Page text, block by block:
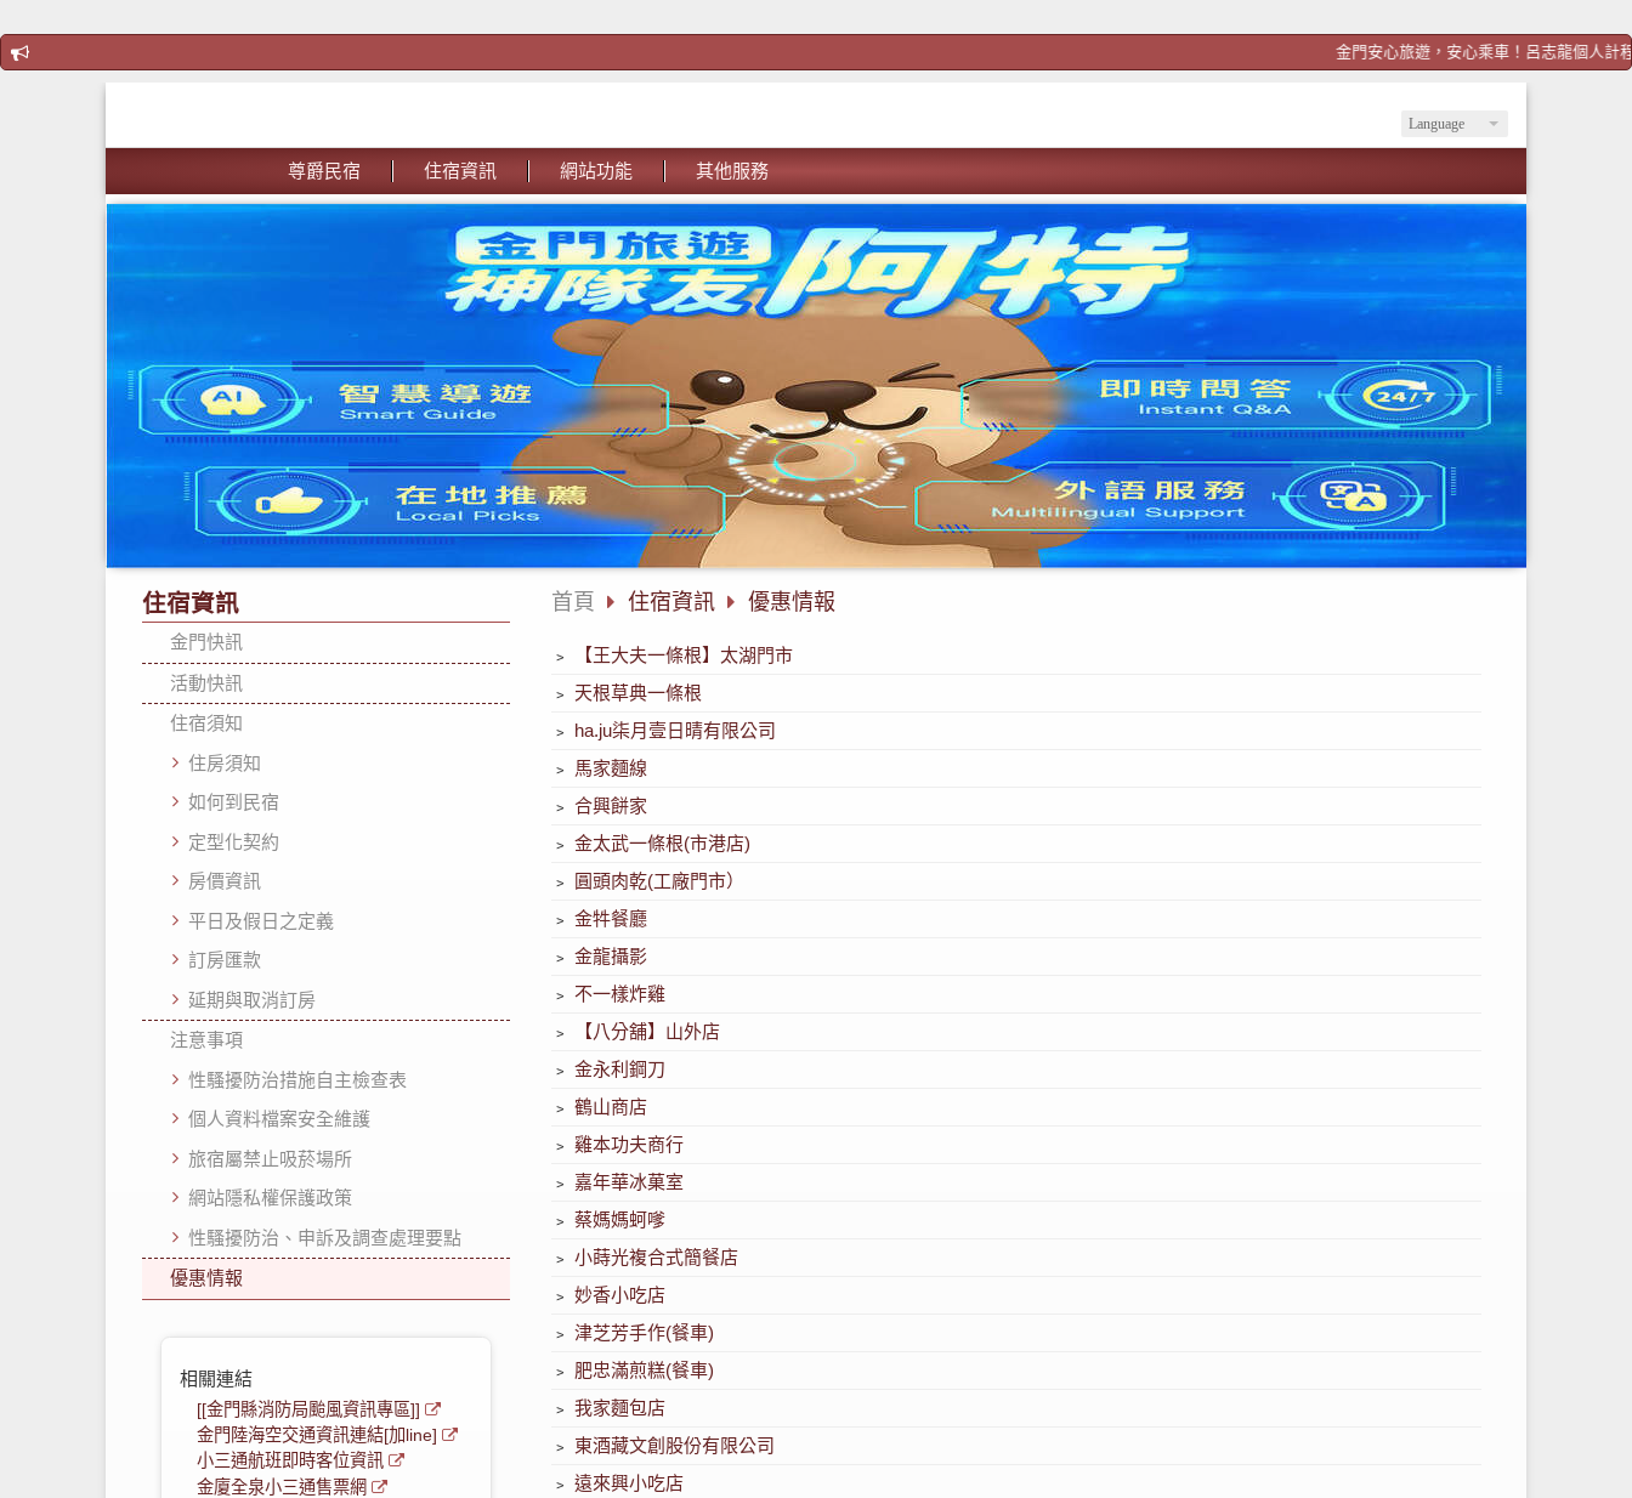
金門安心旅遊，安心乘車！呂志龍個人計程
Language
尊爵民宿 住宿資訊 網站功能 其他服務
住宿資訊
金門快訊
活動快訊
住宿須知
住房須知
如何到民宿
定型化契約
房價資訊
平日及假日之定義
訂房匯款
延期與取消訂房
注意事項
性騷擾防治措施自主檢查表
個人資料檔案安全維護
旅宿屬禁止吸菸場所
網站隱私權保護政策
性騷擾防治、申訴及調查處理要點
優惠情報
相關連結
[[金門縣消防局颱風資訊專區]]
金門陸海空交通資訊連結[加line]
小三通航班即時客位資訊
金廈全泉小三通售票網
首頁 住宿資訊 優惠情報
﹥
【王大夫一條根】太湖門市
﹥ 天根草典一條根
﹥ ha.ju柒月壹日晴有限公司
﹥
馬家麵線
﹥ 合興餅家
﹥ 金太武一條根(市港店)
﹥
圓頭肉乾(工廠門市）
﹥ 金牪餐廳
﹥ 金龍攝影
﹥ 不一樣炸雞
﹥
【八分舖】山外店
﹥ 金永利鋼刀
﹥ 鶴山商店
﹥ 雞本功夫商行
﹥ 嘉年華冰菓室
﹥ 蔡媽媽蚵嗲
﹥ 小蒔光複合式簡餐店
﹥ 妙香小吃店
﹥ 津芝芳手作(餐車)
﹥ 肥忠滿煎糕(餐車)
﹥ 我家麵包店
﹥ 東酒藏文創股份有限公司
﹥ 遠來興小吃店